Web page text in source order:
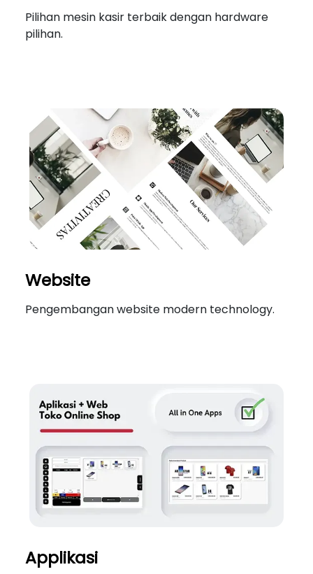
Pilihan mesin kasir terbaik dengan hardware
pilihan.
Website
Pengembangan website modern technology.
Applikasi